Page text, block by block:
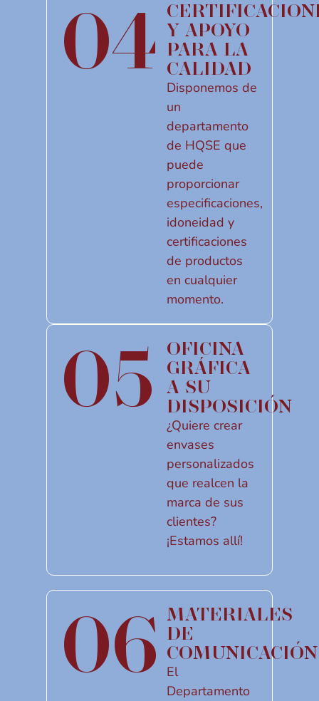
04 Y APOYO
PARA LA
CALIDAD
Disponemos de
un
departamento
de HQSE que
puede
proporcionar
especificaciones,
idoneidad y
certificaciones
de productos
en cualquier
momento.
05
OFICINA
GRÁFICA
A SU
DISPOSICIÓN
¿Quiere crear
envases
personalizados
que realcen la
marca de sus
clientes?
¡Estamos allí!
06 MATERIALES
DE
COMUNICACIÓN
El
Departamento